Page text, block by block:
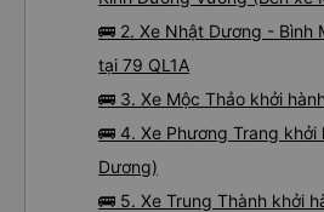
🚌 2. Xe Nhật Dương - Bình
tại 79 QL1A
🚌 3. Xe Mộc Thảo khởi
🚌 4. Xe Phương Trang khởi
Dương)
🚌 5. Xe Trung Thành khởi